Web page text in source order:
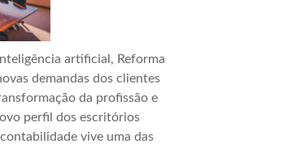
artificial, Reforma
demandas dos clientes
da profissão e
perfil dos escritórios
vive uma das